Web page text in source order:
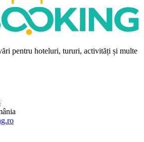
pentru hoteluri, tururi, activități și multe